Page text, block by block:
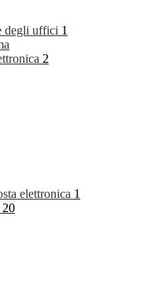
degli uffici 1
2
elettronica 1
20